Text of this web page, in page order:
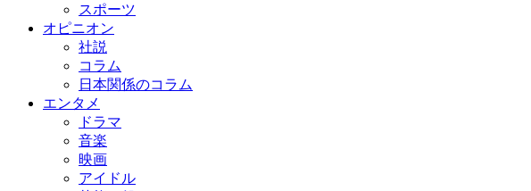
スポーツ
オピニオン
社説
コラム
日本関係のコラム
エンタメ
ドラマ
音楽
映画
アイドル